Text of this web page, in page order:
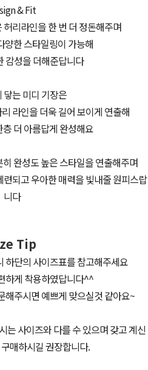
& Fit
리라인을 한 번 더 정돈해주며
양한 스타일링이 가능해
감성을 더해준답니다
닿는 미디 기장은
라인을 더욱 길어 보이게 연출해
더 아름답게 완성해요
완성도 높은 스타일을 연출해주며
되고 우아한 매력을 빛내줄 원피스랍
니다
Tip
하단의 사이즈표를 참고해주세요
하게 착용하였답니다^^
해주시면 예쁘게 맞으실것 같아요~
사이즈와 다를 수 있으며 갖고 계신
매하시길 권장합니다.